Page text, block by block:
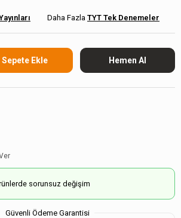
TYT Tek Denemeler
sorunsuz değişim
Güvenli Ödeme Garantisi